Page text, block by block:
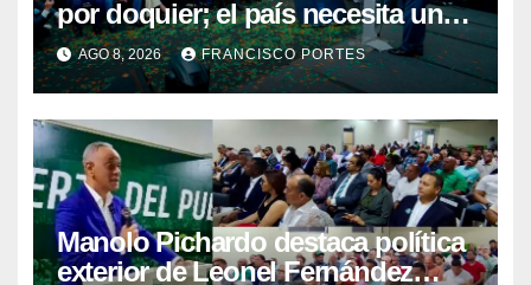
por doquier; el país necesita un
nuevo rumbo”
AGO 8, 2026 FRANCISCO PORTES
Manolo Pichardo destaca política
exterior de Leonel Fernández